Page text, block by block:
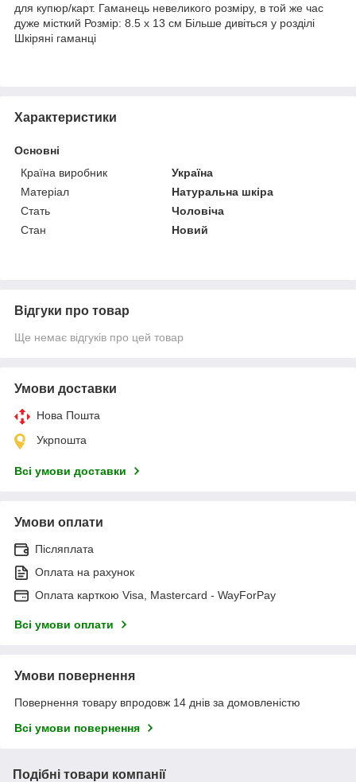
для купюр/карт. Гаманець невеликого розміру, в той же час
дуже місткий Розмір: 8.5 х 13 см Більше дивіться у розділі
Шкіряні гаманці
Характеристики
Основні
Країна виробник
Україна
Матеріал
Натуральна шкіра
Стать
Чоловіча
Стан
Новий
Відгуки про товар
Ще немає відгуків про цей товар
Умови доставки
Нова Пошта
Укрпошта
Всі умови доставки
Умови оплати
Післяплата
Оплата на рахунок
Оплата карткою Visa, Mastercard - WayForPay
Всі умови оплати
Умови повернення
Повернення товару впродовж 14 днів за домовленістю
Всі умови повернення
Подібні товари компанії